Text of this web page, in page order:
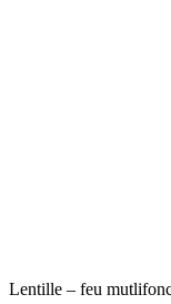
Lentille – feu